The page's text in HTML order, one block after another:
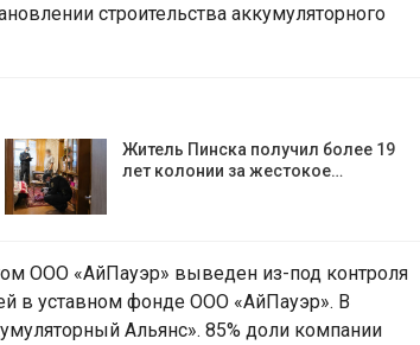
строительства аккумуляторного
Житель Пинска получил более 19
лет колонии за жестокое…
ООО «АйПауэр» выведен из-под контроля
в уставном фонде ООО «АйПауэр». В
Альянс». 85% доли компании